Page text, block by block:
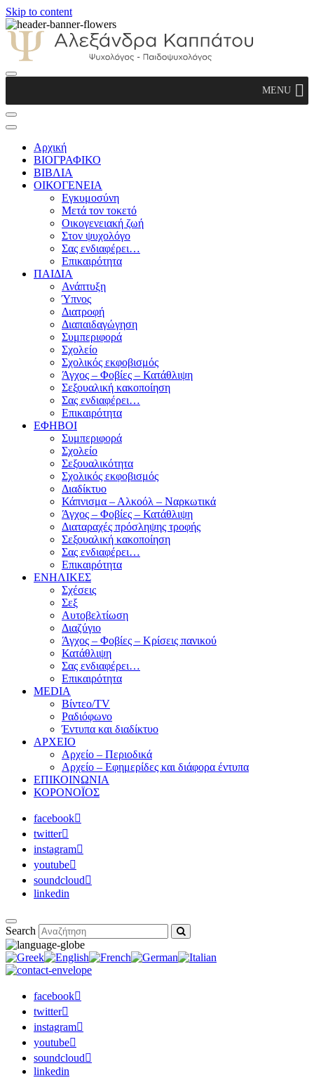
Skip to content
Παιδοψυχολόγος
MENU
Αρχική
ΒΙΟΓΡΑΦΙΚΟ
ΒΙΒΛΙΑ
ΟΙΚΟΓΕΝΕΙΑ
Εγκυμοσύνη
Μετά τον τοκετό
Οικογενειακή ζωή
Στον ψυχολόγο
Σας ενδιαφέρει…
Επικαιρότητα
ΠΑΙΔΙΑ
Ανάπτυξη
Ύπνος
Διατροφή
Διαπαιδαγώγηση
Συμπεριφορά
Σχολείο
Σχολικός εκφοβισμός
Άγχος – Φοβίες – Κατάθλιψη
Σεξουαλική κακοποίηση
Σας ενδιαφέρει…
Επικαιρότητα
ΕΦΗΒΟΙ
Συμπεριφορά
Σχολείο
Σεξουαλικότητα
Σχολικός εκφοβισμός
Διαδίκτυο
Κάπνισμα – Αλκοόλ – Ναρκωτικά
Άγχος – Φοβίες – Κατάθλιψη
Διαταραχές πρόσληψης τροφής
Σεξουαλική κακοποίηση
Σας ενδιαφέρει…
Επικαιρότητα
ΕΝΗΛΙΚΕΣ
Σχέσεις
Σεξ
Αυτοβελτίωση
Διαζύγιο
Άγχος – Φοβίες – Κρίσεις πανικού
Κατάθλιψη
Σας ενδιαφέρει…
Επικαιρότητα
MEDIA
Βίντεο/TV
Ραδιόφωνο
Έντυπα και διαδίκτυο
ΑΡΧΕΙΟ
Αρχείο – Περιοδικά
Αρχείο – Εφημερίδες και διάφορα έντυπα
ΕΠΙΚΟΙΝΩΝΙΑ
ΚΟΡΟΝΟΪΟΣ
facebook
twitter
instagram
youtube
soundcloud
linkedin
Search
facebook
twitter
instagram
youtube
soundcloud
linkedin